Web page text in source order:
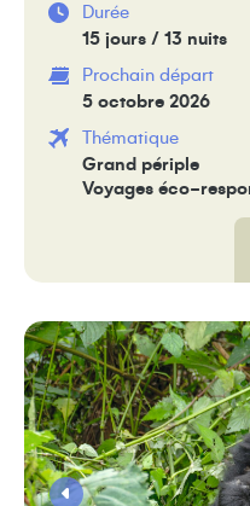
Durée
15 jours / 13 nuits
Prochain départ
5 octobre 2026
Thématique
Grand périple
Voyages éco-